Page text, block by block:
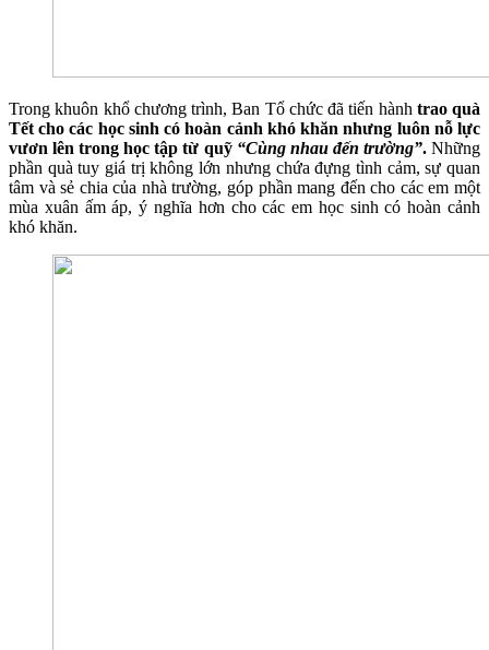
Trong khuôn khổ chương trình, Ban Tổ chức đã tiến hành trao quà
Tết cho các học sinh có hoàn cảnh khó khăn nhưng luôn nỗ lực
vươn lên trong học tập từ quỹ “Cùng nhau đến trường”.Những
phần quà tuy giá trị không lớn nhưng chứa đựng tình cảm, sự quan
tâm và sẻ chia của nhà trường, góp phần mang đến cho các em một
mùa xuân ấm áp, ý nghĩa hơn cho các em học sinh có hoàn cảnh
khó khăn.